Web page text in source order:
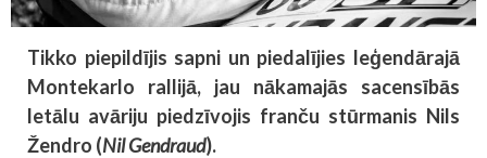
Tikko piepildījis sapni un piedalījies leģendārajā
Montekarlo rallijā, jau nākamajās sacensībās
letālu avāriju piedzīvojis franču stūrmanis Nils
Žendro (Nil Gendraud).